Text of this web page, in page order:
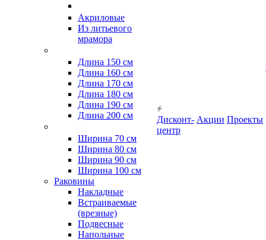
Акриловые
Из литьевого
мрамора
Длина 150 см
Длина 160 см
Длина 170 см
Длина 180 см
Длина 190 см
Длина 200 см
Ширина 70 см
Ширина 80 см
Ширина 90 см
Ширина 100 см
Раковины
Накладные
Встраиваемые
(врезные)
Подвесные
Напольные
Дисконт-
центр
Акции Проекты